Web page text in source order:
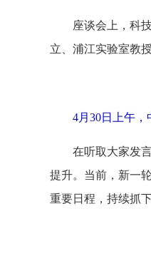
座谈会上，科
立、浦江实验室教
4月30日上午
在听取大家发
提升。当前，新一
重要日程，持续抓